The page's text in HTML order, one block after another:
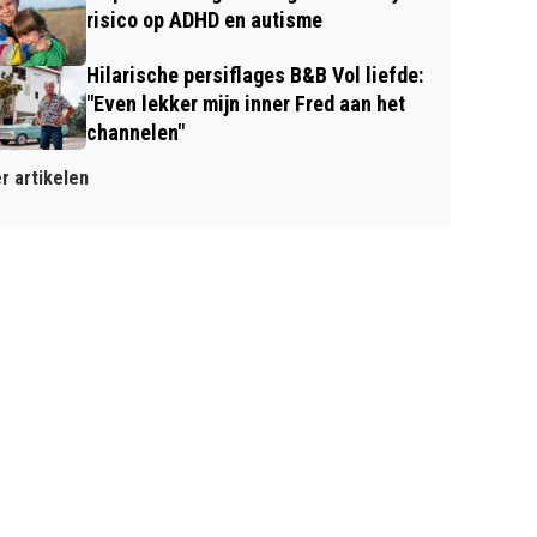
risico op ADHD en autisme
Hilarische persiflages B&B Vol liefde:
"Even lekker mijn inner Fred aan het
channelen"
artikelen